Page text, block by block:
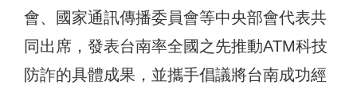
會、國家通訊傳播委員會等中央部會代表共
同出席，發表台南率全國之先推動ATM科技
防詐的具體成果，並攜手倡議將台南成功經